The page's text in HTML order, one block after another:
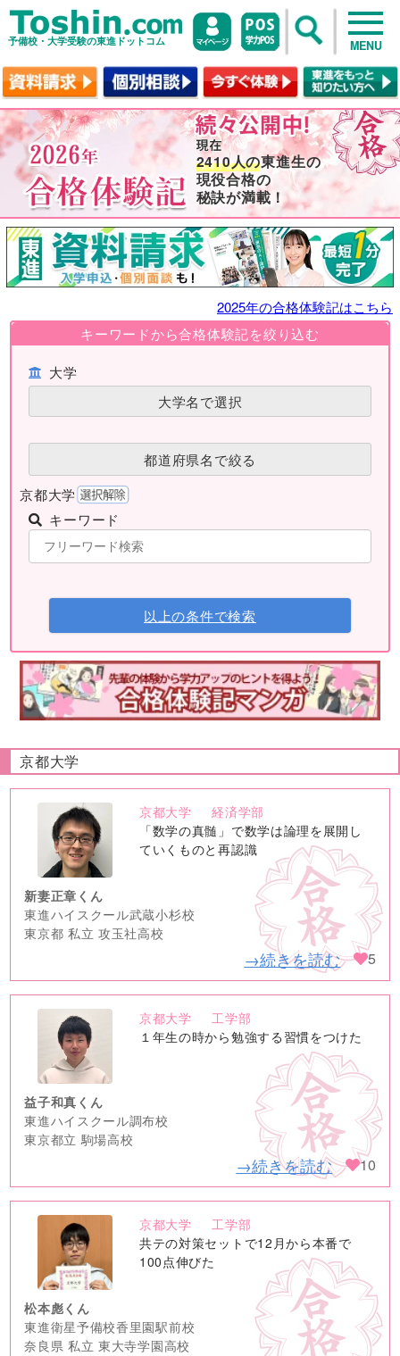
予備校・大学受験の東進ドットコム MENU
2410人の東進生の
現役合格の
秘訣が満載！
2025年の合格体験記はこちら
キーワードから合格体験記を絞り込む
大学
大学名で選択
都道府県名で絞る
京都大学
キーワード
以上の条件で検索
京都大学
no
image
京都大学
経済学部
「数学の真髄」で数学は論理を展開し
ていくものと再認識
新妻正章くん
東進ハイスクール武蔵小杉校
東京都 私立 攻玉社高校
→続きを読む 5
no
image
京都大学
工学部
１年生の時から勉強する習慣をつけた
益子和真くん
東進ハイスクール調布校
東京都立 駒場高校
→続きを読む 10
no
image
京都大学
工学部
共テの対策セットで12月から本番で
100点伸びた
松本彪くん
東進衛星予備校香里園駅前校
奈良県 私立 東大寺学園高校